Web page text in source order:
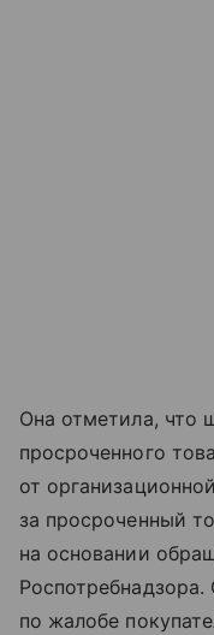
Она отметила, что
просроченного
от
за просроченный
на основании
по жалобе